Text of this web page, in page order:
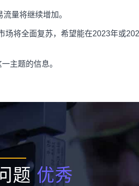
量将继续增加。
将全面复苏，希望能在2023年或
主题的信息。
题优秀